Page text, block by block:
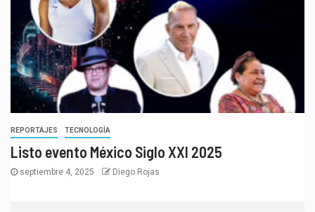
REPORTAJES TECNOLOGÍA
Listo evento México Siglo XXI 2025
septiembre 4, 2025 Diego Rojas